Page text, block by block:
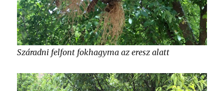
Száradni felfont fokhagyma az eresz alatt